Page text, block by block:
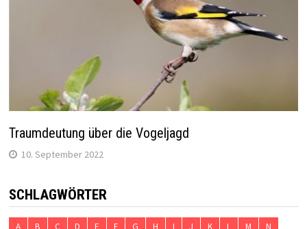
Traumdeutung über die Vogeljagd
10. September 2022
SCHLAGWÖRTER
A B C D E F G H I J K L M
N